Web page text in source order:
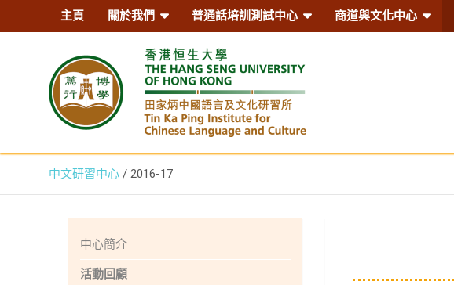
主頁 關於我們 普通話培訓測試中心 商道與文化中心
香港恒生大學田家炳中國語言及文化
研習所 – ICLC, HSUHK
中文研習中心 2016-17
中心簡介
活動回顧